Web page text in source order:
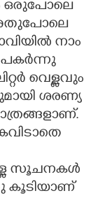
ഒരുപോലെ
നാം
പകർന്നു
വെള്ളവും
ശരണ്യ
സൂചനകൾ
കൂടിയാണ്